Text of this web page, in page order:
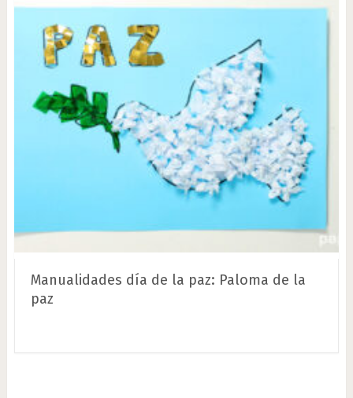
Manualidades día de la paz: Paloma de la
paz